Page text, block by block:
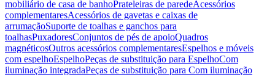
mobiliário de casa de banhoPrateleiras de paredeAcessórios
complementaresAcessórios de gavetas e caixas de
arrumaçãoSuporte de toalhas e ganchos para
toalhasPuxadoresConjuntos de pés de apoioQuadros
magnéticosOutros acessórios complementaresEspelhos e móveis
com espelhoEspelhoPeças de substituição para EspelhoCom
iluminação integradaPeças de substituição para Com iluminação